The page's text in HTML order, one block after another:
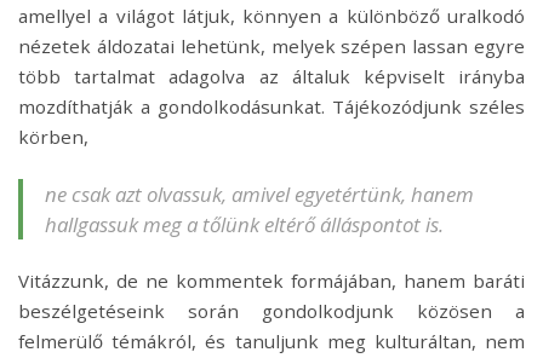
amellyel a világot látjuk, könnyen a különböző uralkodó
nézetek áldozatai lehetünk, melyek szépen lassan egyre
több tartalmat adagolva az általuk képviselt irányba
mozdíthatják a gondolkodásunkat. Tájékozódjunk széles
körben,
ne csak azt olvassuk, amivel egyetértünk, hanem
hallgassuk meg a tőlünk eltérő álláspontot is.
Vitázzunk, de ne kommentek formájában, hanem baráti
beszélgetéseink során gondolkodjunk közösen a
felmerülő témákról, és tanuljunk meg kulturáltan, nem